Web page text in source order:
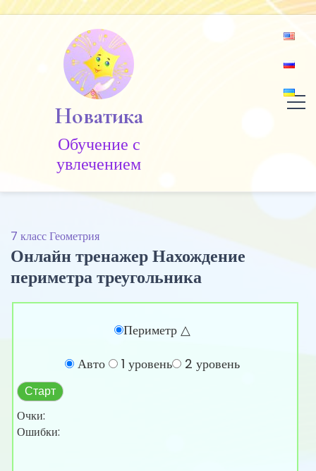
Skip
Новатика
Обучение c
увлечением
7 класс Геометрия
Онлайн тренажер Нахождение
периметра треугольника
Периметр △
Авто
1 уровень 2 уровень
Старт
Очки:
Ошибки: